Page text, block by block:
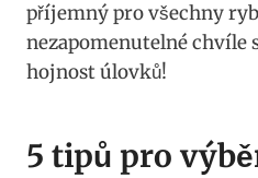
příjemný pro všechny
nezapomenutelné chvíle
hojnost úlovků!
5 tipů pro